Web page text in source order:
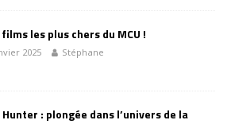
les plus chers du MCU !
2025 Stéphane
: plongée dans l’univers de la